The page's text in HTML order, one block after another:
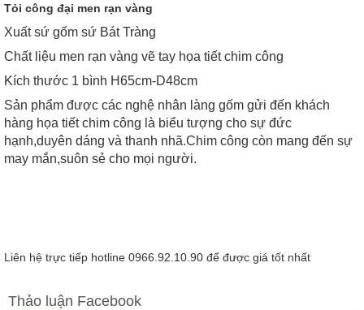
Tỏi công đại men rạn vàng
Xuất sứ gốm sứ Bát Tràng
Chất liệu men rạn vàng vẽ tay họa tiết chim công
Kích thước 1 bình H65cm-D48cm
Sản phẩm được các nghệ nhân làng gốm gửi đến khách
hàng họa tiết chim công là biểu tượng cho sự đức
hạnh,duyên dáng và thanh nhã.Chim công còn mang đến sự
may mắn,suôn sẻ cho mọi người.
Liên hệ trực tiếp hotline 0966.92.10.90 để được giá tốt nhất
Thảo luận Facebook